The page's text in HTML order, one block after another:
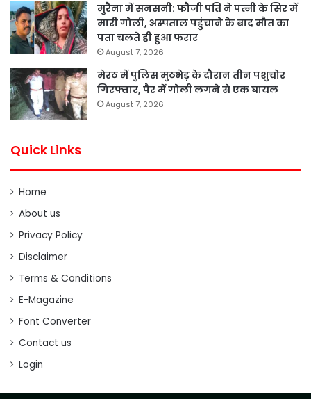
मुरैना में सनसनी: फौजी पति ने पत्नी के सिर में
मारी गोली, अस्पताल पहुंचाने के बाद मौत का
पता चलते ही हुआ फरार
August 7, 2026
मेरठ में पुलिस मुठभेड़ के दौरान तीन पशुचोर
गिरफ्तार, पैर में गोली लगने से एक घायल
August 7, 2026
Quick Links
Home
About us
Privacy Policy
Disclaimer
Terms & Conditions
E-Magazine
Font Converter
Contact us
Login